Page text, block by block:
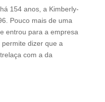
154 anos, a Kimberly-
Pouco mais de uma
entrou para a empresa
dizer que a
com a da